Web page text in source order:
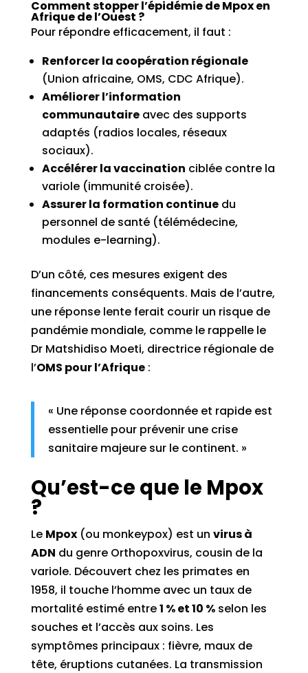
Comment stopper l’épidémie de Mpox en
Afrique de l’Ouest ?
Pour répondre efficacement, il faut :
Renforcer la coopération régionale
(Union africaine, OMS, CDC Afrique).
Améliorer l’information
communautaireavec des supports
adaptés (radios locales, réseaux
sociaux).
Accélérer la vaccination ciblée contre la
variole (immunité croisée).
Assurer la formation continuedu
personnel de santé (télé­médecine,
modules e-learning).
D’un côté, ces mesures exigent des
financements conséquents. Mais de l’autre,
une réponse lente ferait courir un risque de
pandémie mondiale, comme le rappelle le
Dr Matshidiso Moeti, directrice régionale de
l’OMS pour l’Afrique:
« Une réponse coordonnée et rapide est
essentielle pour prévenir une crise
sanitaire majeure sur le continent. »
Qu’est-ce que le Mpox
?
Le Mpox(ou monkeypox) est un virus à
ADN du genre Orthopoxvirus, cousin de la
variole. Découvert chez les primates en
1958, il touche l’homme avec un taux de
mortalité estimé entre1 % et 10 %selon les
souches et l’accès aux soins. Les
symptômes principaux : fièvre, maux de
tête, éruptions cutanées. La transmission